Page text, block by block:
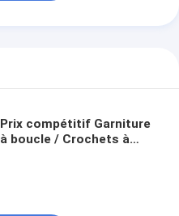
Prix compétitif Garniture
à boucle / Crochets à